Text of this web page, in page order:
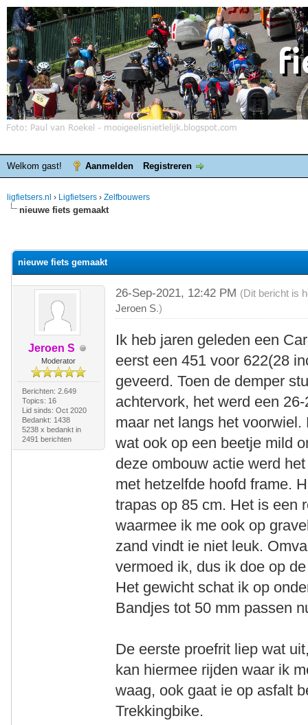
Welkom gast! Aanmelden Registreren
ligfietsers.nl › Ligfietsers › Zelfbouwers
nieuwe fiets gemaakt
nieuwe fiets gemaakt
Jeroen S
Moderator
Berichten: 2.649
Topics: 16
Lid sinds: Oct 2020
Bedankt: 1438
5238 x bedankt in
2491 berichten
26-Sep-2021, 12:42 PM (Dit bericht is
Jeroen S.)
Ik heb jaren geleden een
eerst een 451 voor 622(28
geveerd. Toen de demper
achtervork, het werd een
maar net langs het
wat ook op een beetje mild
deze ombouw actie werd
met hetzelfde hoofd frame.
trapas op 85 cm. Het is een
waarmee ik me ook op
zand vindt ie niet leuk.
vermoed ik, dus ik doe op
Het gewicht schat ik op
Bandjes tot 50 mm passen
De eerste proefrit liep wat
kan hiermee rijden waar ik
waag, ook gaat ie op asfalt
Trekkingbike.